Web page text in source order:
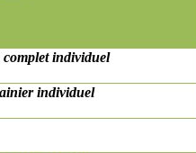
complet individuel
individuel